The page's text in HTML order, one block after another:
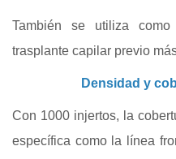
También se utiliza
trasplante capilar previo
Densidad y
Con 1000 injertos, la
específica como la línea